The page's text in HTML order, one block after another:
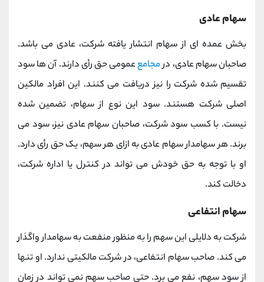
سهام عادی
بخش عمده ای از سهام انتشار یافته شرکت، عادی می باشد.
صاحبان سهام عادی، درمجامععمومی حق رأی دارند. آن ها سود
تقسیم شده شرکت را نیز دریافت می کنند. این افراد مالکین
اصلی شرکت هستند. سود این نوع از سهام، تضمین شده
نیست. با کسب سود شرکت، صاحبان سهام عادی نیز، سود می
برند. هر سهامدار سهام عادی به ازای هر سهم، یک حق رأی دارد.
او با توجه به حق خودش می تواند در کنترل یا اداره شرکت،
دخالت کند.
سهام انتفاعی
شرکت به دلایلی این سهم را به منظور منفعت به سهامدار واگذار
می کند. صاحب سهام انتفاعی، در شرکت مالکیتی ندارد. او تنها
از سود سهم، نفع می برد. حتی صاحب سهم نمی تواند در زمان